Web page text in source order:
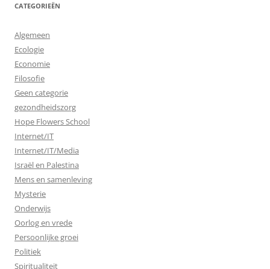
CATEGORIEËN
Algemeen
Ecologie
Economie
Filosofie
Geen categorie
gezondheidszorg
Hope Flowers School
Internet/IT
Internet/IT/Media
Israël en Palestina
Mens en samenleving
Mysterie
Onderwijs
Oorlog en vrede
Persoonlijke groei
Politiek
Spiritualiteit